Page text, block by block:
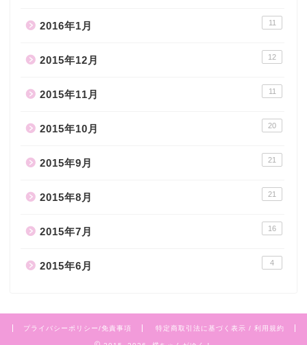
2016年1月 11
2015年12月 12
2015年11月 11
2015年10月 20
2015年9月 21
2015年8月 21
2015年7月 16
2015年6月 4
プライバシーポリシー/免責事項 特定商取引法に基づく表示 / 利用規約